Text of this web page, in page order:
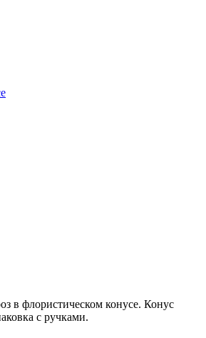
в флористическом конусе. Конус
с ручками.